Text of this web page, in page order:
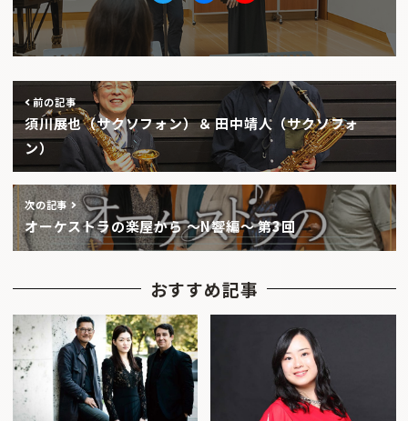
前の記事
須川展也（サクソフォン）＆ 田中靖人（サクソフォ
ン）
次の記事
オーケストラの楽屋から 〜N響編〜 第3回
おすすめ記事